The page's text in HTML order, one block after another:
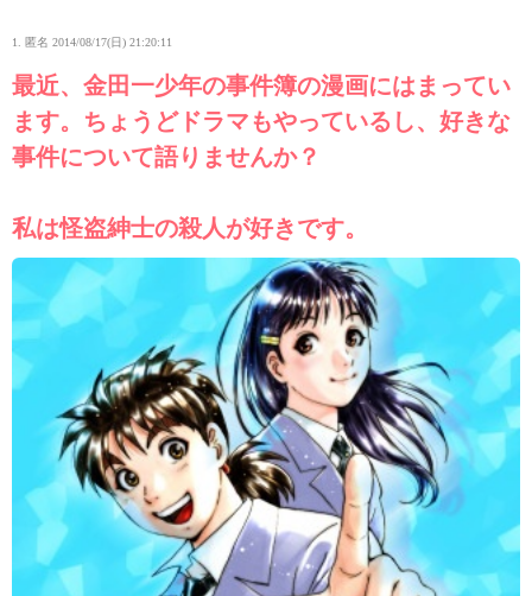
1. 匿名 2014/08/17(日) 21:20:11
最近、金田一少年の事件簿の漫画にはまってい
ます。ちょうどドラマもやっているし、好きな
事件について語りませんか？
私は怪盗紳士の殺人が好きです。